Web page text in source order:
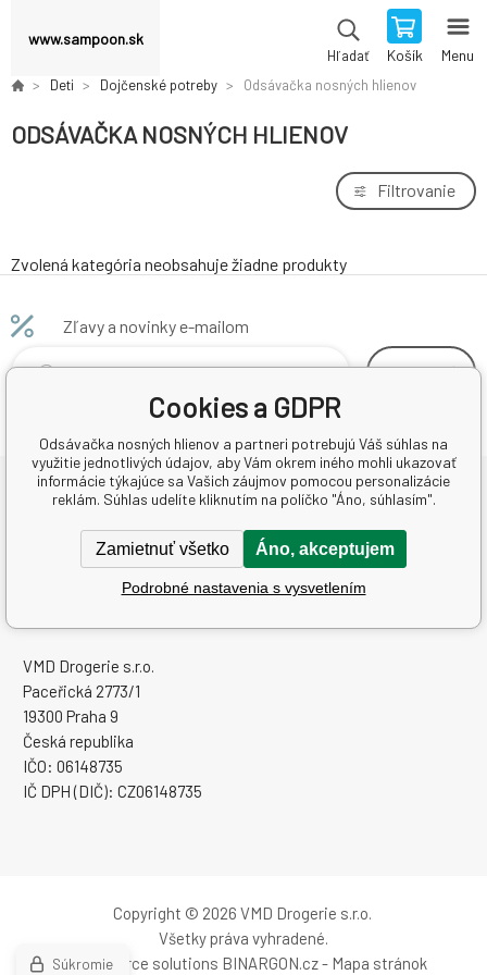
www.sampoon.sk
Hľadať Košík Menu
Deti Dojčenské potreby Odsávačka nosných hlienov
ODSÁVAČKA NOSNÝCH HLIENOV
Filtrovanie
Zvolená kategória neobsahuje žiadne produkty
Zľavy a novinky e-mailom
odoberať
www.sampoon.sk
VMD Drogerie s.r.o.
Paceřická 2773/1
19300 Praha 9
Česká republika
IČO: 06148735
IČ DPH (DIČ): CZ06148735
Ďalšie informácie
Textové stránky
Copyright © 2026 VMD Drogerie s.r.o.
Všetky práva vyhradené.
Ecommerce solutions BINARGON.cz- Mapa stránok
Cookies a GDPR
Odsávačka nosných hlienov a partneri potrebujú Váš súhlas na
využitie jednotlivých údajov, aby Vám okrem iného mohli ukazovať
informácie týkajúce sa Vašich záujmov pomocou personalizácie
reklám. Súhlas udelíte kliknutím na políčko "Áno, súhlasím".
Zamietnuť všetko Áno, akceptujem
Podrobné nastavenia s vysvetlením
Súkromie